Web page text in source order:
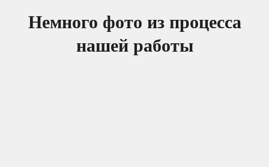
Немного фото из процесса
нашей работы